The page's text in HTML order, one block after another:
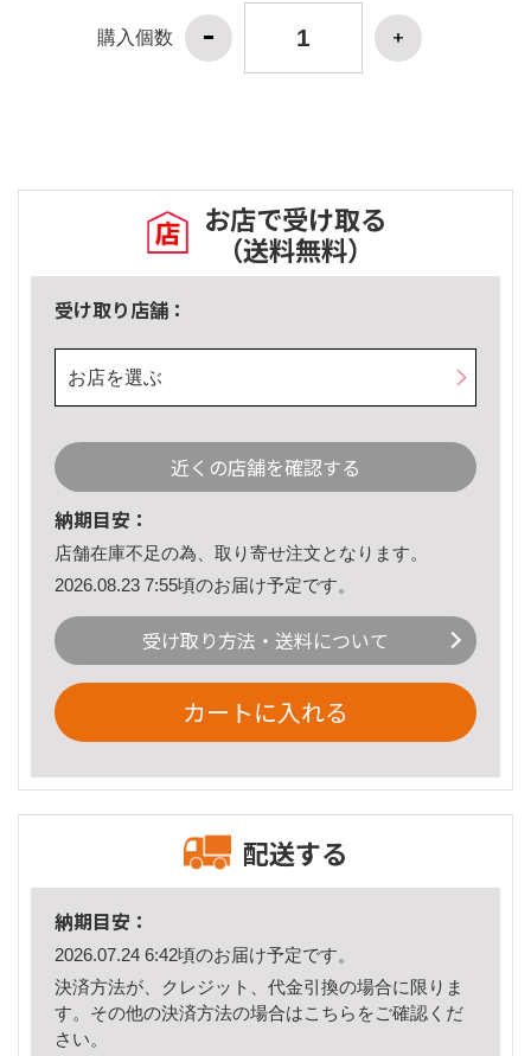
購入個数
お店で受け取る
（送料無料）
受け取り店舗：
お店を選ぶ
近くの店舗を確認する
納期目安：
店舗在庫不足の為、取り寄せ注文となります。
2026.08.23 7:55頃のお届け予定です。
受け取り方法・送料について
カートに入れる
配送する
納期目安：
2026.07.24 6:42頃のお届け予定です。
決済方法が、クレジット、代金引換の場合に限りま
す。その他の決済方法の場合はこちら をご確認くだ
さい。